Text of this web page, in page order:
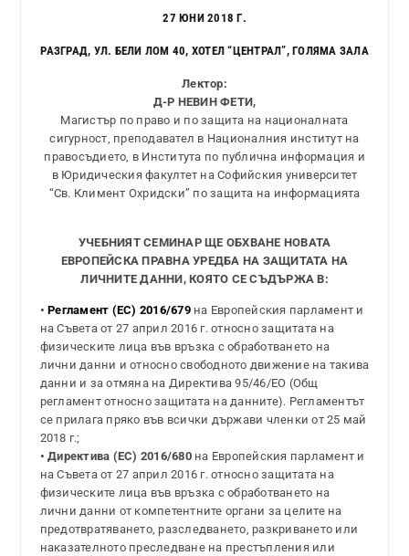
27 ЮНИ 2018 Г.
РАЗГРАД, УЛ. БЕЛИ ЛОМ 40, ХОТЕЛ “ЦЕНТРАЛ”, ГОЛЯМА ЗАЛА
Лектор:
Д-Р НЕВИН ФЕТИ,
Магистър по право и по защита на националната
сигурност, преподавател в Националния институт на
правосъдието, в Института по публична информация и
в Юридическия факултет на Софийския университет
“Св. Климент Охридски” по защита на информацията
УЧЕБНИЯТ СЕМИНАР ЩЕ ОБХВАНЕ НОВАТА
ЕВРОПЕЙСКА ПРАВНА УРЕДБА НА ЗАЩИТАТА НА
ЛИЧНИТЕ ДАННИ, КОЯТО СЕ СЪДЪРЖА В:
•Регламент (ЕС) 2016/679на Европейския парламент и
на Съвета от 27 април 2016 г. относно защитата на
физическите лица във връзка с обработването на
лични данни и относно свободното движение на такива
данни и за отмяна на Директива 95/46/ЕО (Общ
регламент относно защитата на данните). Регламентът
се прилага пряко във всички държави членки от 25 май
2018 г.;
• Директива (ЕС) 2016/680на Европейския парламент и
на Съвета от 27 април 2016 г. относно защитата на
физическите лица във връзка с обработването на
лични данни от компетентните органи за целите на
предотвратяването, разследването, разкриването или
наказателното преследване на престъпления или